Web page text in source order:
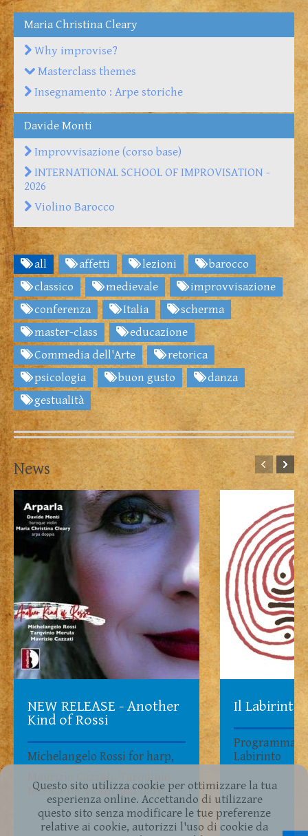
Maria Christina Cleary
Why improvise?
Masterclass themes
Insegnamento : Arpe storiche
Davide Monti
Improvvisazione (corso base)
INTERNATIONAL SCHOOL OF IMPROVISATION -
2026
Violino Barocco
all affetti lezioni
barocco
classico
medievale
improvvisazione
conferenza
Italia
scherma
master-class
educazione
Commedia dell'Arte
retorica
psicologia
buon gusto
danza
gestualità
News
NEW RELEASE - Another
Kind of Rossi
Michelangelo Rossi for harp,
Maurizio Cazzati, Tarquinio
Merula for violin and harp
Il Labirinto
Programma
Labirinto
Questo sito utilizza cookie per ottimizzare la tua
esperienza online. Accettando di utilizzare
questo sito senza modificare le tue preferenze
relative ai cookie, autorizzi l'uso di cookie da